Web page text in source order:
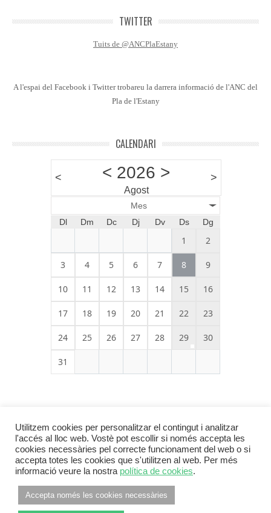
TWITTER
Tuits de @ANCPlaEstany
A l'espai del Facebook i Twitter trobareu la darrera informació de l'ANC del
Pla de l'Estany
CALENDARI
< < 2026 >
Agost
>
Mes
Dl
Dm Dc Dj Dv Ds Dg
1 2
3 4 5 6 7 8 9
10 11 12 13 14 15 16
17 18 19 20 21 22 23
24 25 26 27 28 29 30
31
POLÍTICA DE COOKIES
Utilitzem cookies per personalitzar el contingut i analitzar
l'accés al lloc web. Vostè pot escollir si només accepta les
cookies necessàries pel correcte funcionament del web o si
accepta totes les cookies que s'utilitzen al web. Per més
informació veure la nostra política de cookies.
Accepta només les cookies necessàries